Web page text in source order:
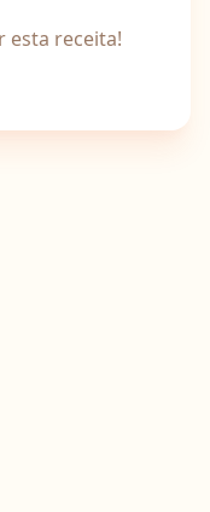
esta receita!